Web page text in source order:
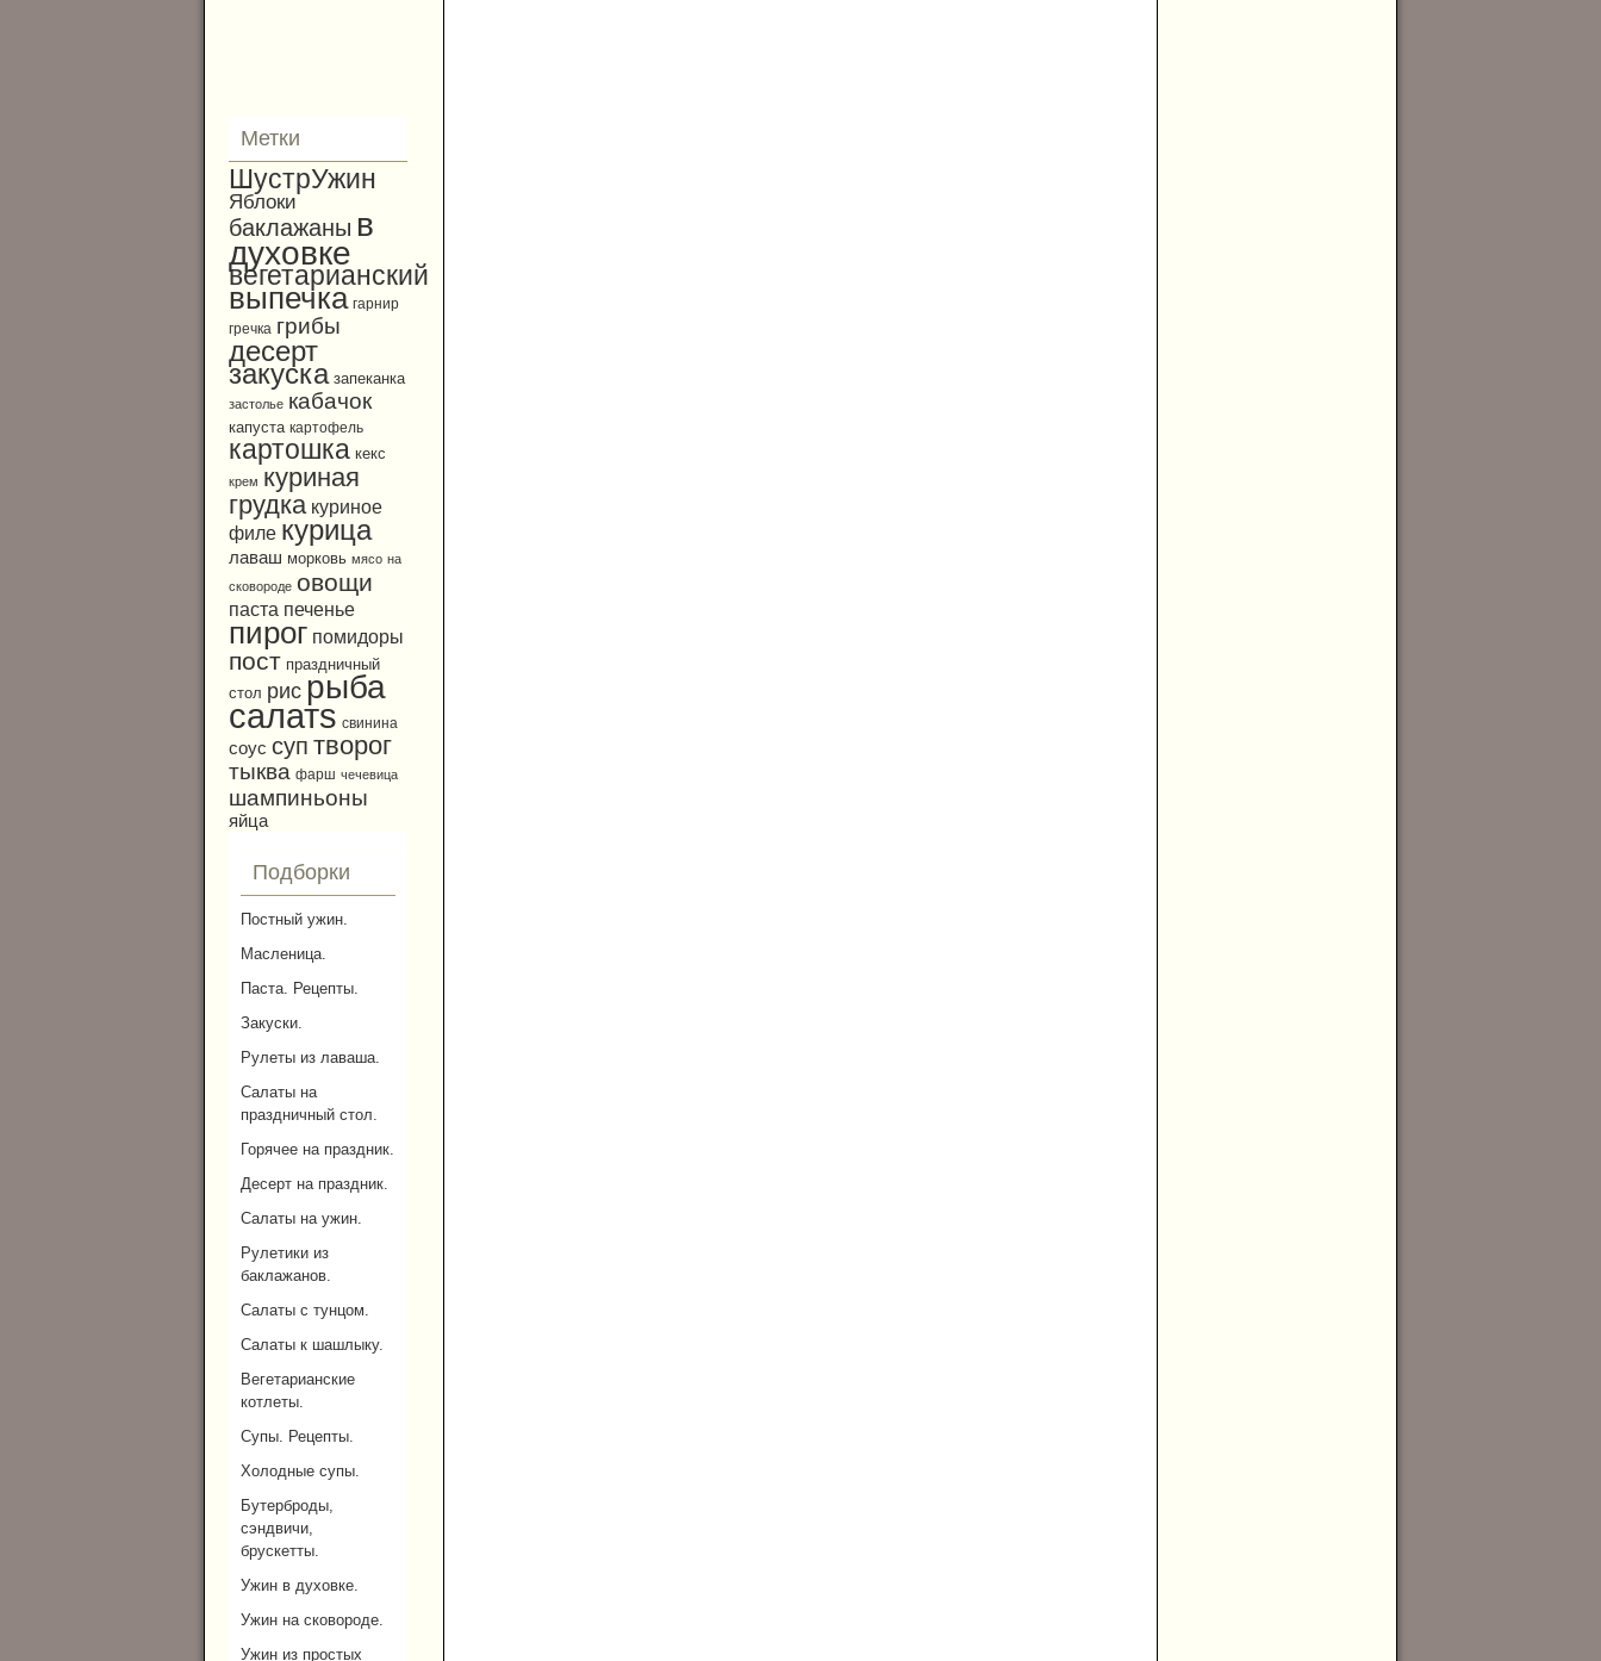
Метки
ШустрУжин
Яблоки
баклажаны в
духовке
вегетарианский
выпечка гарнир
гречка грибы
десерт
закуска запеканка
застолье кабачок
капуста картофель
картошка кекс
крем куриная
грудка куриное
филе курица
лаваш морковь мясо на
сковороде овощи
паста печенье
пирог помидоры
пост праздничный
стол рис рыба
салатs свинина
соус суп творог
тыква фарш чечевица
шампиньоны
яйца
Подборки
Постный ужин.
Масленица.
Паста. Рецепты.
Закуски.
Рулеты из лаваша.
Салаты на
праздничный стол.
Горячее на праздник.
Десерт на праздник.
Салаты на ужин.
Рулетики из
баклажанов.
Салаты с тунцом.
Салаты к шашлыку.
Вегетарианские
котлеты.
Супы. Рецепты.
Холодные супы.
Бутерброды,
сэндвичи,
брускетты.
Ужин в духовке.
Ужин на сковороде.
Ужин из простых